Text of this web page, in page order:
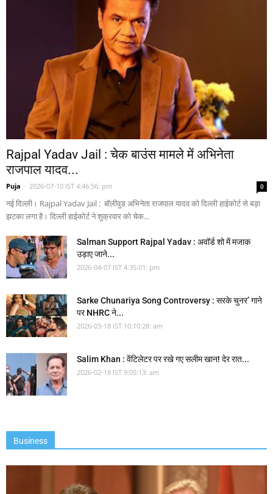
Rajpal Yadav Jail : चेक बाउंस मामले में अभिनेता
राजपाल यादव...
Puja - 2026-07-10 IST 4:46:56: pm 0
नई दिल्ली। Rajpal Yadav Jail : बॉलीवुड अभिनेता राजपाल यादव को दिल्ली हाईकोर्ट से बड़ा
झटका लगा है। दिल्ली हाईकोर्ट ने शुक्रवार को चेक...
Salman Support Rajpal Yadav : अवॉर्ड शो में मजाक
उड़ाए जाने...
2026-04-07 IST 4:35:01: pm
Sarke Chunariya Song Controversy : सरके चुनर’ गाने
पर NHRC ने...
2026-03-18 IST 10:10:28: am
Salim Khan : वेंटिलेटर पर रखे गए सलीम खान! देर रात...
2026-02-18 IST 9:05:13: am
Business